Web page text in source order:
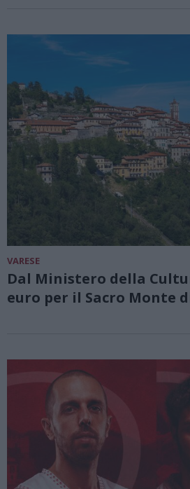
VARESE
Dal Ministero della
euro per il Sacro Monte